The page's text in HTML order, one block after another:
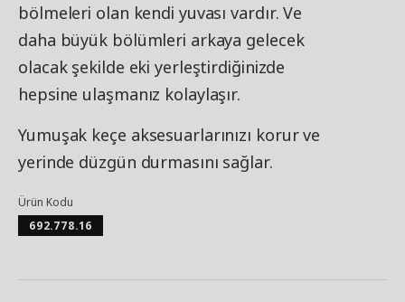
bölmeleri olan kendi yuvası vardır. Ve
daha büyük bölümleri arkaya gelecek
olacak şekilde eki yerleştirdiğinizde
hepsine ulaşmanız kolaylaşır.
Yumuşak keçe aksesuarlarınızı korur ve
yerinde düzgün durmasını sağlar.
Ürün Kodu
692.778.16